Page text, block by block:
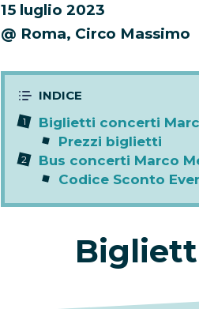
15 luglio 2023
@ Roma, Circo Massimo
Biglietti concerti
Prezzi biglietti
Bus concerti Marco
Codice Sconto